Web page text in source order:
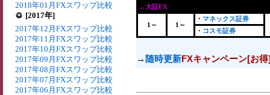
2018年01月FXスワップ比較
[2017年]
2017年12月FXスワップ比較
2017年11月FXスワップ比較
2017年10月FXスワップ比較
2017年09月FXスワップ比較
2017年08月FXスワップ比較
2017年07月FXスワップ比較
2017年06月FXスワップ比較
→大証FX
1～ 1～
・ マネックス証券
・ コスモ証券
→ 随時更新FXキャンペーン[お